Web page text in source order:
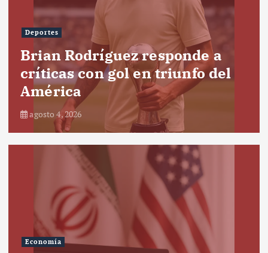
Deportes
Brian Rodríguez responde a
críticas con gol en triunfo del
América
agosto 4, 2026
Economía